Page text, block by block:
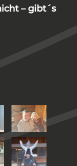
inkl.
heraus.
ganze